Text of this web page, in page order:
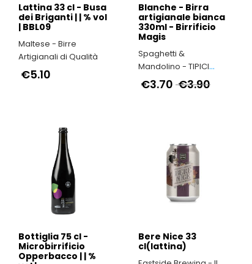
Lattina 33 cl - Busa
dei Briganti | | % vol
| BBL09
Maltese - Birre
Artigianali di Qualità
€5.10
Blanche - Birra
artigianale bianca
330ml - Birrificio
Magis
Spaghetti &
Mandolino - TIPICI
ITALIANI
€3.90
€3.70
Bottiglia 75 cl -
Microbirrificio
Opperbacco | | %
Bere Nice 33
cl(lattina)